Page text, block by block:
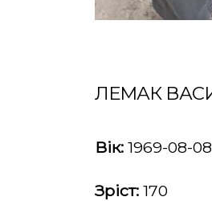
ЛЕМАК
Вік: 1969-08-08
Зріст: 170